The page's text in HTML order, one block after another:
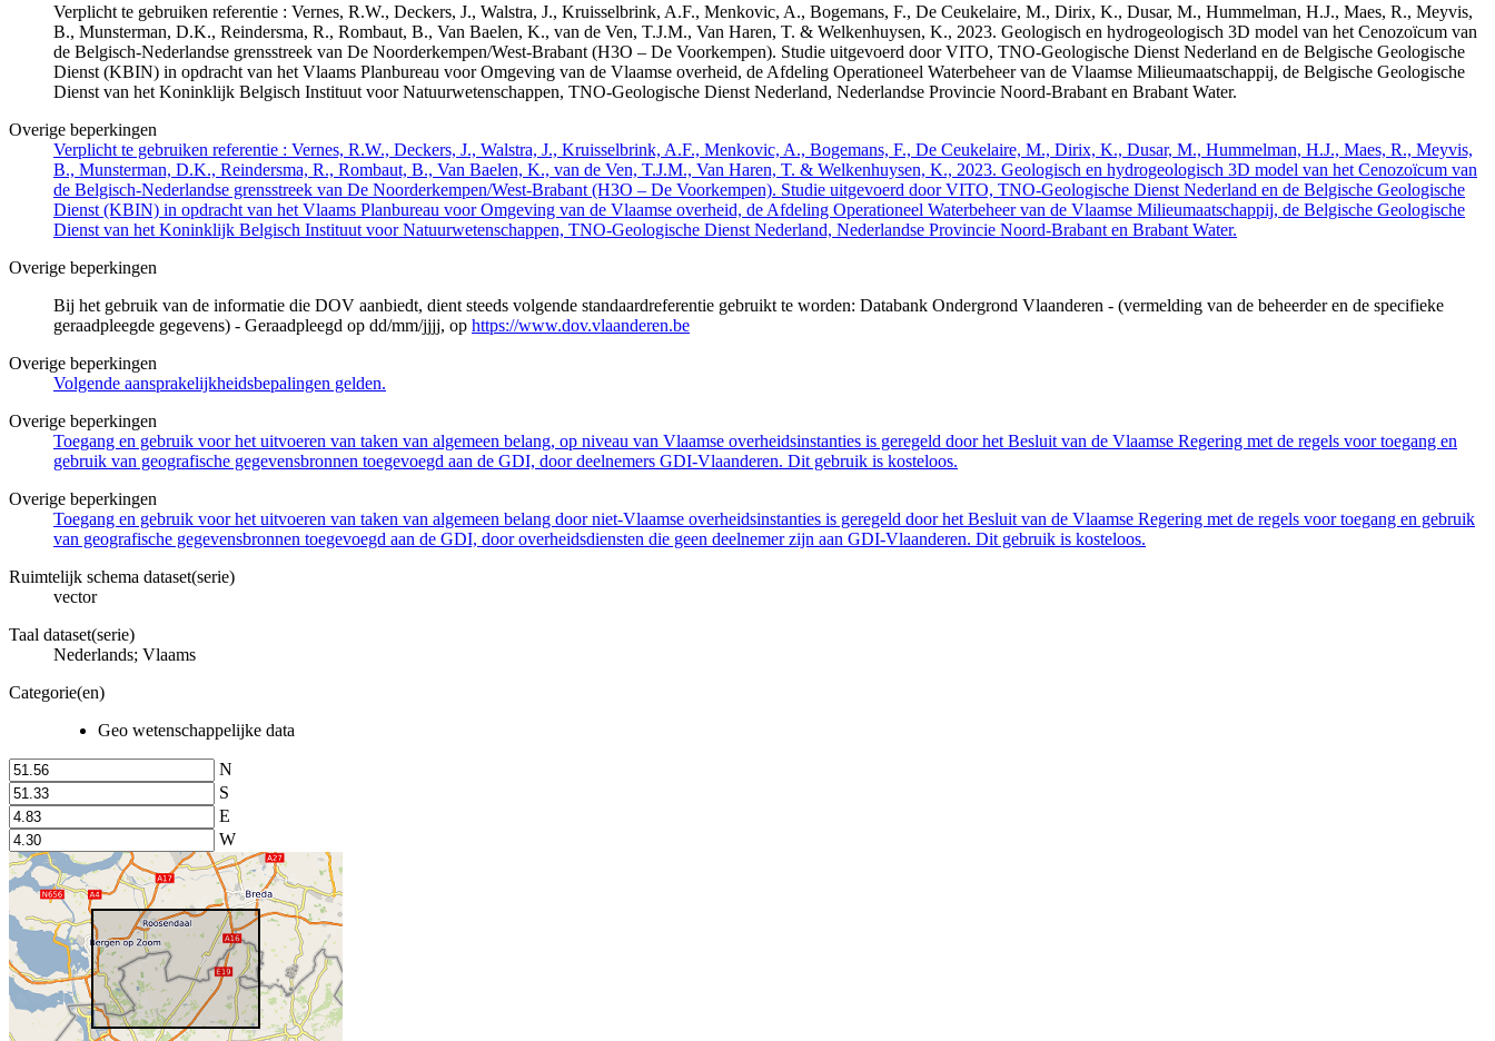
Verplicht te gebruiken referentie : Vernes, R.W., Deckers, J., Walstra, J., Kruisselbrink, A.F., Menkovic, A., Bogemans, F., De Ceukelaire, M., Dirix, K., Dusar, M., Hummelman, H.J., Maes, R., Meyvis,
B., Munsterman, D.K., Reindersma, R., Rombaut, B., Van Baelen, K., van de Ven, T.J.M., Van Haren, T. & Welkenhuysen, K., 2023. Geologisch en hydrogeologisch 3D model van het Cenozoïcum van
de Belgisch-Nederlandse grensstreek van De Noorderkempen/West-Brabant (H3O – De Voorkempen). Studie uitgevoerd door VITO, TNO-Geologische Dienst Nederland en de Belgische Geologische
Dienst (KBIN) in opdracht van het Vlaams Planbureau voor Omgeving van de Vlaamse overheid, de Afdeling Operationeel Waterbeheer van de Vlaamse Milieumaatschappij, de Belgische Geologische
Dienst van het Koninklijk Belgisch Instituut voor Natuurwetenschappen, TNO-Geologische Dienst Nederland, Nederlandse Provincie Noord-Brabant en Brabant Water.
Overige beperkingen
Verplicht te gebruiken referentie : Vernes, R.W., Deckers, J., Walstra, J., Kruisselbrink, A.F., Menkovic, A., Bogemans, F., De Ceukelaire, M., Dirix, K., Dusar, M., Hummelman, H.J., Maes, R., Meyvis,
B., Munsterman, D.K., Reindersma, R., Rombaut, B., Van Baelen, K., van de Ven, T.J.M., Van Haren, T. & Welkenhuysen, K., 2023. Geologisch en hydrogeologisch 3D model van het Cenozoïcum van
de Belgisch-Nederlandse grensstreek van De Noorderkempen/West-Brabant (H3O – De Voorkempen). Studie uitgevoerd door VITO, TNO-Geologische Dienst Nederland en de Belgische Geologische
Dienst (KBIN) in opdracht van het Vlaams Planbureau voor Omgeving van de Vlaamse overheid, de Afdeling Operationeel Waterbeheer van de Vlaamse Milieumaatschappij, de Belgische Geologische
Dienst van het Koninklijk Belgisch Instituut voor Natuurwetenschappen, TNO-Geologische Dienst Nederland, Nederlandse Provincie Noord-Brabant en Brabant Water.
Overige beperkingen
Bij het gebruik van de informatie die DOV aanbiedt, dient steeds volgende standaardreferentie gebruikt te worden: Databank Ondergrond Vlaanderen - (vermelding van de beheerder en de specifieke
geraadpleegde gegevens) - Geraadpleegd op dd/mm/jjjj, op https://www.dov.vlaanderen.be
Overige beperkingen
Volgende aansprakelijkheidsbepalingen gelden.
Overige beperkingen
Toegang en gebruik voor het uitvoeren van taken van algemeen belang, op niveau van Vlaamse overheidsinstanties is geregeld door het Besluit van de Vlaamse Regering met de regels voor toegang en
gebruik van geografische gegevensbronnen toegevoegd aan de GDI, door deelnemers GDI-Vlaanderen. Dit gebruik is kosteloos.
Overige beperkingen
Toegang en gebruik voor het uitvoeren van taken van algemeen belang door niet-Vlaamse overheidsinstanties is geregeld door het Besluit van de Vlaamse Regering met de regels voor toegang en gebruik
van geografische gegevensbronnen toegevoegd aan de GDI, door overheidsdiensten die geen deelnemer zijn aan GDI-Vlaanderen. Dit gebruik is kosteloos.
Ruimtelijk schema dataset(serie)
vector
Taal dataset(serie)
Nederlands; Vlaams
Categorie(en)
Geo wetenschappelijke data
N
S
E
W